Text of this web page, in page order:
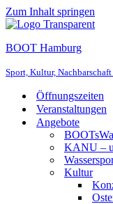
Zum Inhalt springen
BOOT Hamburg
Sport, Kultur,
Öffnungszeiten
Veranstaltungen
Angebote
KANU –
Kultur